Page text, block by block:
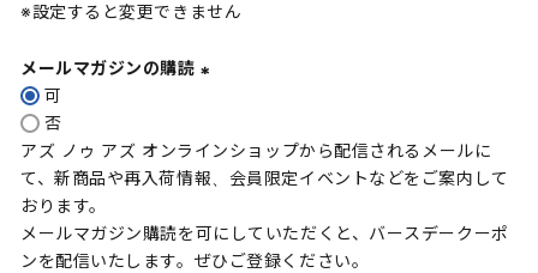
必
※設定すると変更できません
メールマガジンの購読
須
)
可
否
アズ ノゥ アズ オンラインショップから配信されるメールに
て、新商品や再入荷情報、会員限定イベントなどをご案内して
おります。
メールマガジン購読を可にしていただくと、バースデークーポ
ンを配信いたします。ぜひご登録ください。